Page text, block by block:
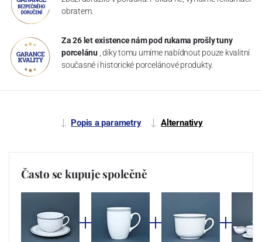
obratem.
Za 26 let existence nám pod rukama prošly tuny
porcelánu , díky tomu umíme nabídnout pouze kvalitní
současné i historické porcelánové produkty.
Popis a parametry Alternativy
Často se kupuje společně